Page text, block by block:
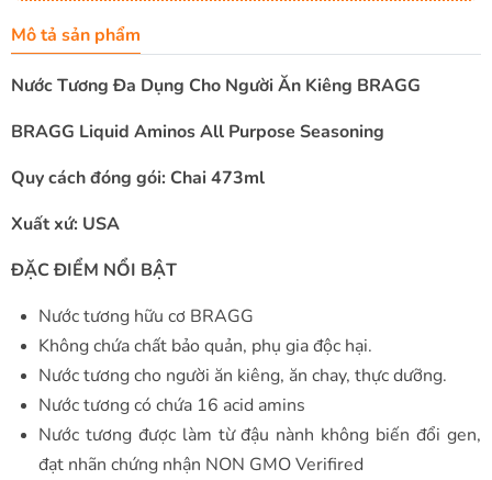
Mô tả sản phẩm
Nước Tương Đa Dụng Cho Người Ăn Kiêng BRAGG
BRAGG Liquid Aminos All Purpose Seasoning
Quy cách đóng gói: Chai 473ml
Xuất xứ: USA
ĐẶC ĐIỂM NỔI BẬT
Nước tương hữu cơ BRAGG
Không chứa chất bảo quản, phụ gia độc hại.
Nước tương cho người ăn kiêng, ăn chay, thực dưỡng.
Nước tương có chứa 16 acid amins
Nước tương được làm từ đậu nành không biến đổi gen,
đạt nhãn chứng nhận NON GMO Verifired